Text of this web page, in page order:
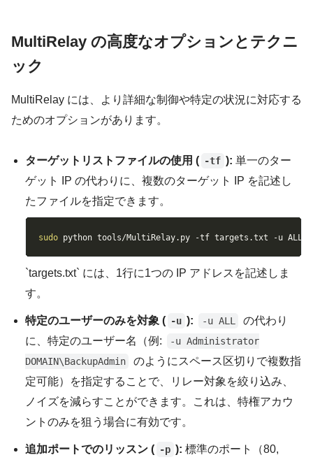
MultiRelay の高度なオプションとテクニ
ック
MultiRelay には、より詳細な制御や特定の状況に対応する
ためのオプションがあります。
ターゲットリストファイルの使用 ( -tf ): 単一のター
ゲット IP の代わりに、複数のターゲット IP を記述し
たファイルを指定できます。
sudo python tools/MultiRelay.py -tf targets.txt -u ALL
`targets.txt` には、1行に1つの IP アドレスを記述しま
す。
特定のユーザーのみを対象 ( -u ): -u ALL
の代わり
に、特定のユーザー名（例:
-u Administrator
DOMAIN\BackupAdmin
のようにスペース区切りで複数指
定可能）を指定することで、リレー対象を絞り込み、
ノイズを減らすことができます。これは、特権アカウ
ントのみを狙う場合に有効です。
追加ポートでのリッスン ( -p ): 標準のポート（80,